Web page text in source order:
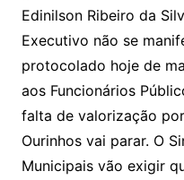
Edinilson Ribeiro da
Executivo não se
protocolado hoje de
aos Funcionários
falta de valorização
Ourinhos vai parar. O
Municipais vão exigir